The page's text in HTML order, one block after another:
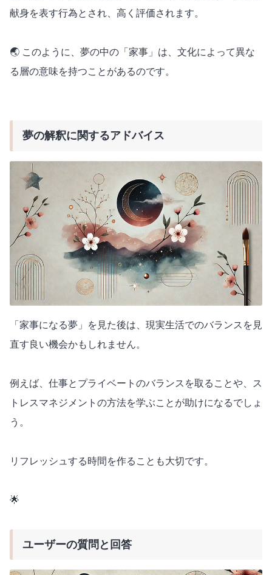
献身を表す行為とされ、高く評価されます。
🌏 このように、夢の中の「家事」は、文化によって異な
る層の意味を持つことがあるのです。
夢の解釈に関するアドバイス
「家事になる夢」を見た後は、現実生活でのバランスを見
直す良い機会かもしれません。
例えば、仕事とプライベートのバランスを取ることや、ス
トレスマネジメントの方法を学ぶことが助けになるでしょ
う。
リフレッシュする時間を作ることも大切です。
🌟
ユーザーの質問と回答